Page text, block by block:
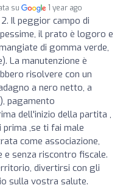
su 1 year ago
Il peggior campo di
il prato è logoro e
di gomma verde,
La manutenzione è
risolvere con un
a nero netto, a
pagamento
dell'inizio della partita ,
,se ti fai male
come associazione,
senza riscontro fiscale.
divertirsi con gli
sulla vostra salute.